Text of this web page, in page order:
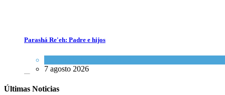
Parashá Re'eh: Padre e hijos
7 agosto 2026
Últimas Noticias